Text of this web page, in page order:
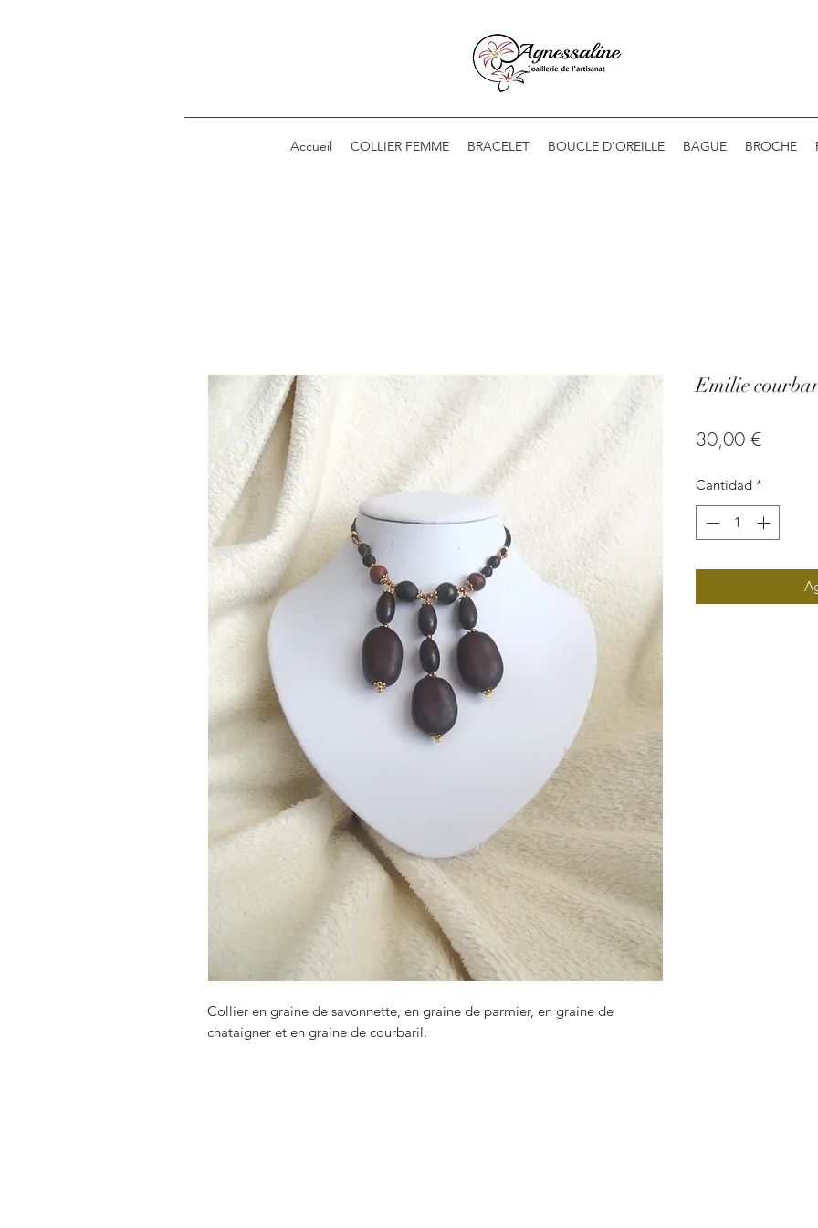
Accueil COLLIER FEMME BRACELET BOUCLE D'OREILLE BAGUE BROCHE
Collier en graine de savonnette, en graine de parmier, en graine de
chataigner et en graine de courbaril.
Emilie
30,00 €Precio
Cantidad *